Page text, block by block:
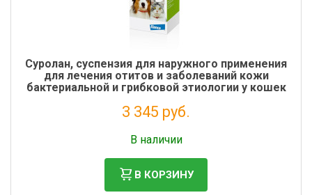
Суролан, суспензия для наружного применения
для лечения отитов и заболеваний кожи
бактериальной и грибковой этиологии у кошек
3 345 руб.
В наличии
В КОРЗИНУ